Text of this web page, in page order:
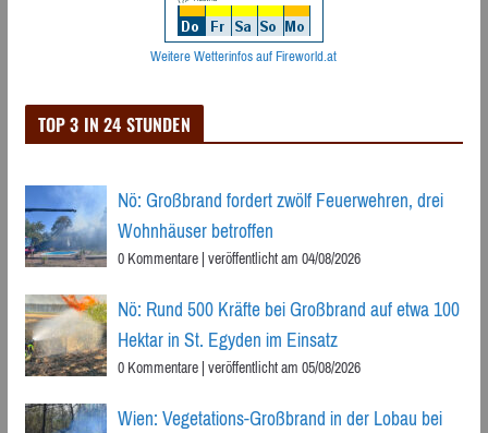
Weitere Wetterinfos auf Fireworld.at
TOP 3 IN 24 STUNDEN
Nö: Großbrand fordert zwölf Feuerwehren, drei
Wohnhäuser betroffen
0 Kommentare|veröffentlicht am 04/08/2026
Nö: Rund 500 Kräfte bei Großbrand auf etwa 100
Hektar in St. Egyden im Einsatz
0 Kommentare|veröffentlicht am 05/08/2026
Wien: Vegetations-Großbrand in der Lobau bei